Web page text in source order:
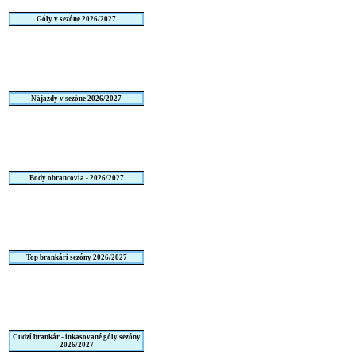
Góly v sezóne 2026/2027
Nájazdy v sezóne 2026/2027
Body obrancovia - 2026/2027
Top brankári sezóny 2026/2027
Cudzí brankár - inkasované góly sezóny
2026/2027